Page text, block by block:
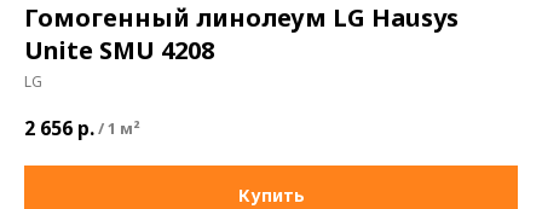
Гомогенный линолеум LG Hausys
Unite SMU 4208
LG
2 656 р./1 м²
Купить